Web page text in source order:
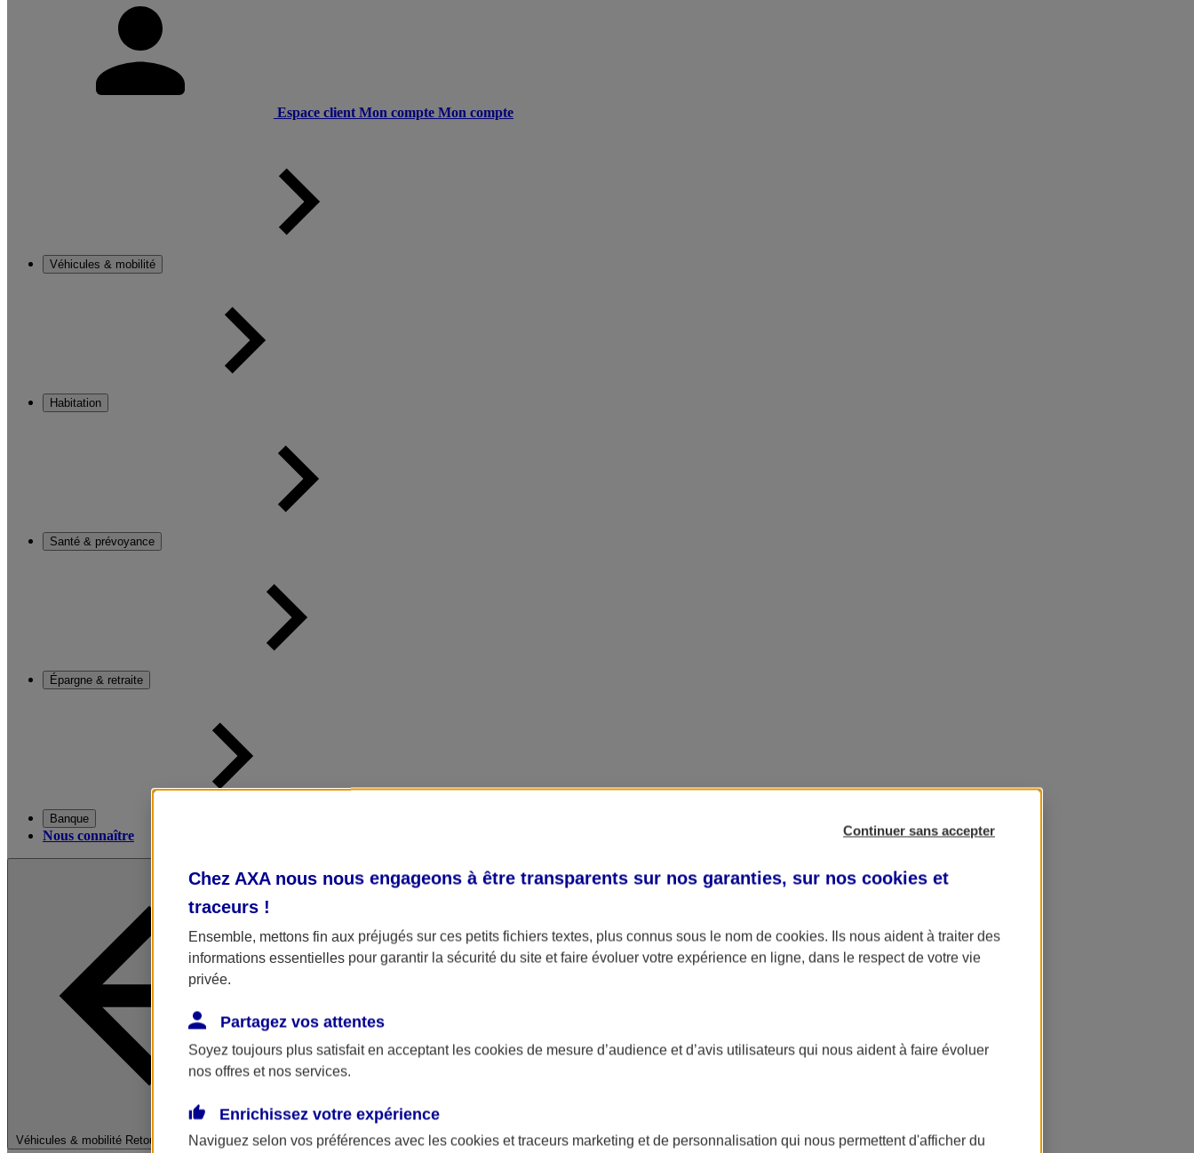
Espace client Mon compte Mon compte
Véhicules & mobilité
Habitation
Santé & prévoyance
Épargne & retraite
Banque
Nous connaître
Véhicules & mobilité Retour à la section précédente
Fermer le menu principal
Continuer sans accepter
Chez AXA nous nous engageons à être transparents sur nos garanties, sur nos cookies et
traceurs !
Ensemble, mettons fin aux préjugés sur ces petits fichiers textes, plus connus sous le nom de cookies. Ils nous aident à traiter des
informations essentielles pour garantir la sécurité du site et faire évoluer votre expérience en ligne, dans le respect de votre vie
privée.
Partagez vos attentes
Soyez toujours plus satisfait en acceptant les cookies de mesure d’audience et d’avis utilisateurs qui nous aident à faire évoluer
nos offres et nos services.
Enrichissez votre expérience
Naviguez selon vos préférences avec les cookies et traceurs marketing et de personnalisation qui nous permettent d'afficher du